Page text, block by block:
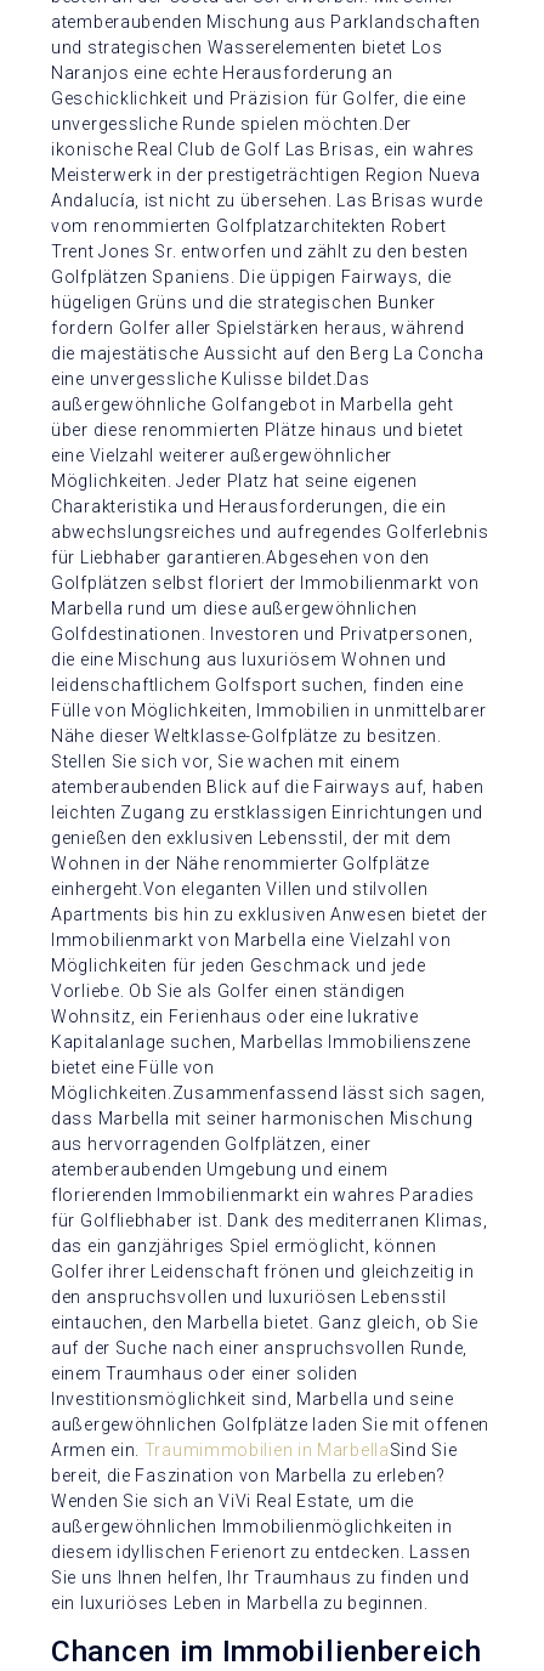
atemberaubenden Mischung aus Parklandschaften
und strategischen Wasserelementen bietet Los
Naranjos eine echte Herausforderung an
Geschicklichkeit und Präzision für Golfer, die eine
unvergessliche Runde spielen möchten.Der
ikonische Real Club de Golf Las Brisas, ein wahres
Meisterwerk in der prestigeträchtigen Region Nueva
Andalucía, ist nicht zu übersehen. Las Brisas wurde
vom renommierten Golfplatzarchitekten Robert
Trent Jones Sr. entworfen und zählt zu den besten
Golfplätzen Spaniens. Die üppigen Fairways, die
hügeligen Grüns und die strategischen Bunker
fordern Golfer aller Spielstärken heraus, während
die majestätische Aussicht auf den Berg La Concha
eine unvergessliche Kulisse bildet.Das
außergewöhnliche Golfangebot in Marbella geht
über diese renommierten Plätze hinaus und bietet
eine Vielzahl weiterer außergewöhnlicher
Möglichkeiten. Jeder Platz hat seine eigenen
Charakteristika und Herausforderungen, die ein
abwechslungsreiches und aufregendes Golferlebnis
für Liebhaber garantieren.Abgesehen von den
Golfplätzen selbst floriert der Immobilienmarkt von
Marbella rund um diese außergewöhnlichen
Golfdestinationen. Investoren und Privatpersonen,
die eine Mischung aus luxuriösem Wohnen und
leidenschaftlichem Golfsport suchen, finden eine
Fülle von Möglichkeiten, Immobilien in unmittelbarer
Nähe dieser Weltklasse-Golfplätze zu besitzen.
Stellen Sie sich vor, Sie wachen mit einem
atemberaubenden Blick auf die Fairways auf, haben
leichten Zugang zu erstklassigen Einrichtungen und
genießen den exklusiven Lebensstil, der mit dem
Wohnen in der Nähe renommierter Golfplätze
einhergeht.Von eleganten Villen und stilvollen
Apartments bis hin zu exklusiven Anwesen bietet der
Immobilienmarkt von Marbella eine Vielzahl von
Möglichkeiten für jeden Geschmack und jede
Vorliebe. Ob Sie als Golfer einen ständigen
Wohnsitz, ein Ferienhaus oder eine lukrative
Kapitalanlage suchen, Marbellas Immobilienszene
bietet eine Fülle von
Möglichkeiten.Zusammenfassend lässt sich sagen,
dass Marbella mit seiner harmonischen Mischung
aus hervorragenden Golfplätzen, einer
atemberaubenden Umgebung und einem
florierenden Immobilienmarkt ein wahres Paradies
für Golfliebhaber ist. Dank des mediterranen Klimas,
das ein ganzjähriges Spiel ermöglicht, können
Golfer ihrer Leidenschaft frönen und gleichzeitig in
den anspruchsvollen und luxuriösen Lebensstil
eintauchen, den Marbella bietet. Ganz gleich, ob Sie
auf der Suche nach einer anspruchsvollen Runde,
einem Traumhaus oder einer soliden
Investitionsmöglichkeit sind, Marbella und seine
außergewöhnlichen Golfplätze laden Sie mit offenen
Armen ein. Traumimmobilien in MarbellaSind Sie
bereit, die Faszination von Marbella zu erleben?
Wenden Sie sich an ViVi Real Estate, um die
außergewöhnlichen Immobilienmöglichkeiten in
diesem idyllischen Ferienort zu entdecken. Lassen
Sie uns Ihnen helfen, Ihr Traumhaus zu finden und
ein luxuriöses Leben in Marbella zu beginnen.
Chancen im Immobilienbereich